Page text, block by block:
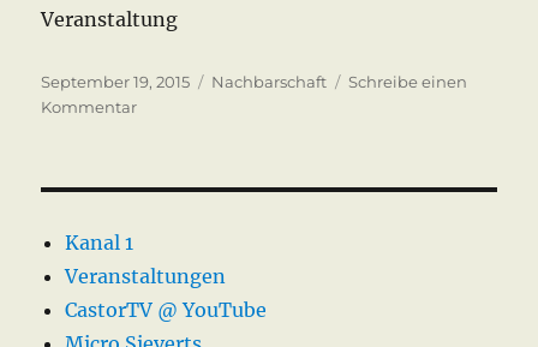
Veranstaltung
Veröffentlicht
am
September 19, 2015 Kategorien
Nachbarschaft
Schreibe einen
Kommentarzu
Kanal 1
Veranstaltungen
CastorTV @ YouTube